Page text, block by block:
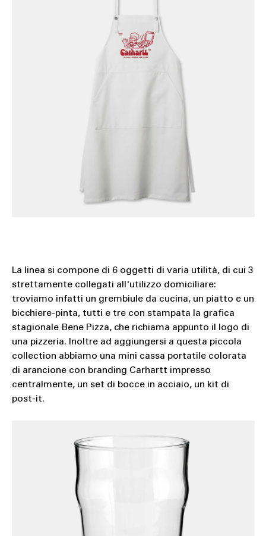
La linea si compone di 6 oggetti di varia utilità, di cui 3
strettamente collegati all'utilizzo domiciliare:
troviamo infatti un grembiule da cucina, un piatto e un
bicchiere-pinta, tutti e tre con stampata la grafica
stagionale Bene Pizza, che richiama appunto il logo di
una pizzeria. Inoltre ad aggiungersi a questa piccola
collection abbiamo una mini cassa portatile colorata
di arancione con branding Carhartt impresso
centralmente, un set di bocce in acciaio, un kit di
post-it.